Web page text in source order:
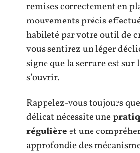
remises correctement en
mouvements précis
habileté par votre outil de
vous sentirez un léger
signe que la serrure est sur
s’ouvrir.
Rappelez-vous toujours
délicat nécessite une
régulièreet une
approfondie des